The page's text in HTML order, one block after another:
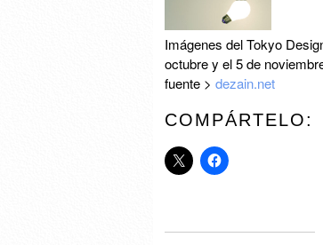
Imágenes del Tokyo
octubre y el 5 de
fuente > dezain.net
COMPÁRTELO: